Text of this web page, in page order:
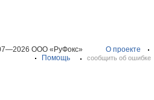
ООО «РуФокс» О проекте
Помощь
сообщить об ошибке